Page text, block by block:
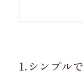
1.シンプル